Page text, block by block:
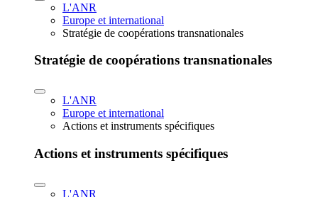
L'ANR
Europe et international
Stratégie de coopérations transnationales
Stratégie de coopérations transnationales
L'ANR
Europe et international
Actions et instruments spécifiques
Actions et instruments spécifiques
L'ANR